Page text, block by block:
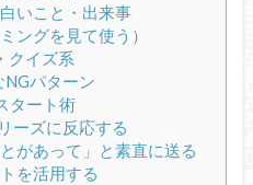
いこと・出来事
ングを見て使う）
クイズ系
パターン
タート術
ーズに反応する
があって」と素直に送る
を活用する